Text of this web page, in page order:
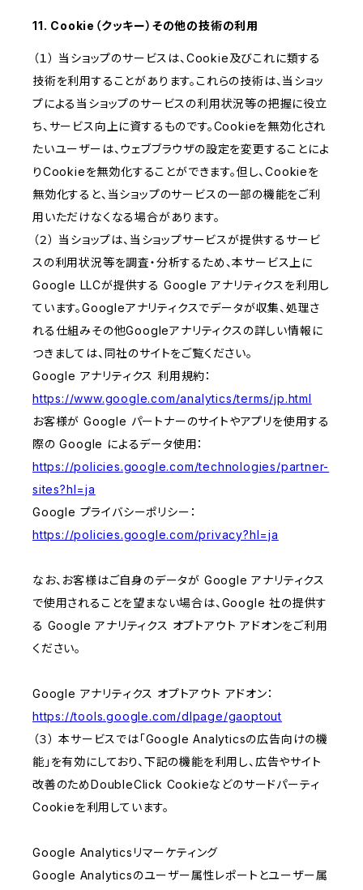
11. Cookie（クッキー）その他の技術の利用
（１） 当ショップのサービスは、Cookie及びこれに類する
技術を利用することがあります。これらの技術は、当ショッ
プによる当ショップのサービスの利用状況等の把握に役立
ち、サービス向上に資するものです。Cookieを無効化され
たいユーザーは、ウェブブラウザの設定を変更することによ
りCookieを無効化することができます。但し、Cookieを
無効化すると、当ショップのサービスの一部の機能をご利
用いただけなくなる場合があります。
（２） 当ショップは、当ショップサービスが提供するサービ
スの利用状況等を調査・分析するため、本サービス上に
Google LLCが提供する Google アナリティクスを利用し
ています。Googleアナリティクスでデータが収集、処理さ
れる仕組みその他Googleアナリティクスの詳しい情報に
つきましては、同社のサイトをご覧ください。
Google アナリティクス 利用規約：
https://www.google.com/analytics/terms/jp.html
お客様が Google パートナーのサイトやアプリを使用する
際の Google によるデータ使用：
https://policies.google.com/technologies/partner-
sites?hl=ja
Google プライバシーポリシー：
https://policies.google.com/privacy?hl=ja
なお、お客様はご自身のデータが Google アナリティクス
で使用されることを望まない場合は、Google 社の提供す
る Google アナリティクス オプトアウト アドオンをご利用
ください。
Google アナリティクス オプトアウト アドオン：
https://tools.google.com/dlpage/gaoptout
（３） 本サービスでは「Google Analyticsの広告向けの機
能」を有効にしており、下記の機能を利用し、広告やサイト
改善のためDoubleClick Cookieなどのサードパーティ
Cookieを利用しています。
Google Analyticsリマーケティング
Google Analyticsのユーザー属性レポートとユーザー属